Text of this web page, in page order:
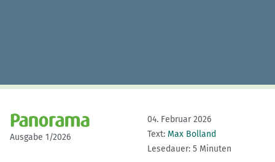
Ausgabe 1/2026
04. Februar 2026
Text: Max Bolland
Lesedauer: 5 Minuten